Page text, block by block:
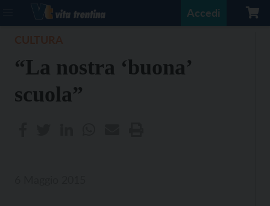
Accedi
“La nostra ‘buona’
scuola”